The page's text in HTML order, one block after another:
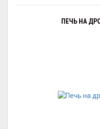
ПЕЧЬ НА